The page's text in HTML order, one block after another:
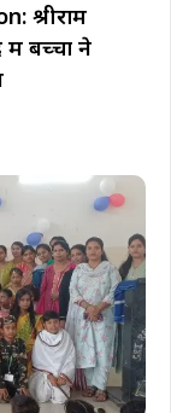
श्रीराम
बच्चों ने